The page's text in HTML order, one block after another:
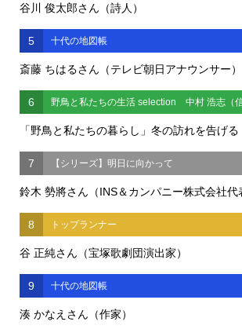
谷川 俊太郎さん（詩人）
5 十代の地図帳
斎藤 ちはるさん（テレビ朝日アナウンサー）
6 野鳥と私たちの生活 selection 中村 浩志（信
「野鳥と私たちの暮らし」冬の訪れを告げ
7 【シリーズ】明日に向かって
鈴木 勢將さん（INS＆カンパニー株式会社代
8 トップランナー
谷 正純さん（宝塚歌劇団演出家）
9 十代の地図帳
湊 かなえさん（作家）